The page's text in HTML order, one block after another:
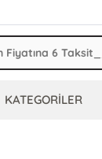
KATEGORİLER